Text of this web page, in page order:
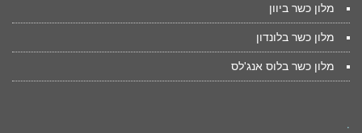
מלון כשר ביוון
מלון כשר בלונדון
מלון כשר בלוס אנג'לס
.